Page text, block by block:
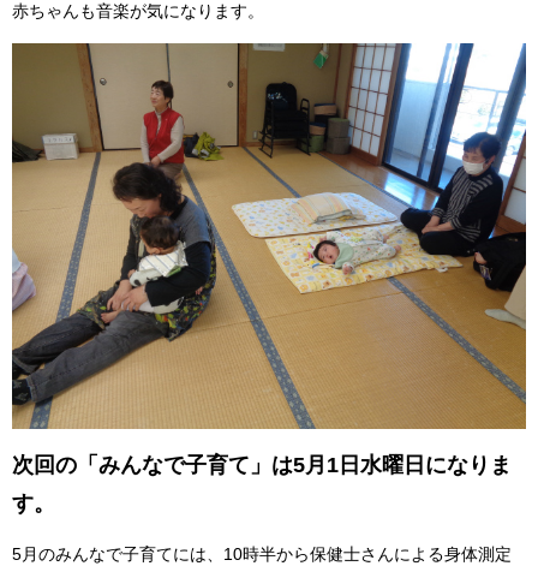
赤ちゃんも音楽が気になります。
次回の「みんなで子育て」は5月1日水曜日になりま
す。
5月のみんなで子育てには、10時半から保健士さんによる身体測定